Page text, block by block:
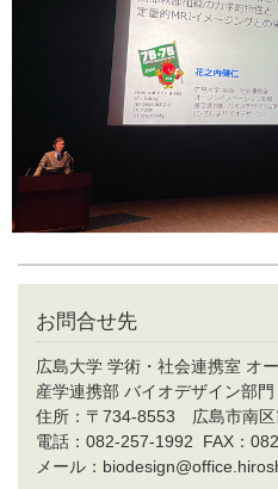
お問合せ先
広島大学 学術・社会連携室 オ
産学連携部 バイオデザイン部門
住所：〒 734-8553 広島市南区
電話： 082-257-1992 FAX ：
メール：